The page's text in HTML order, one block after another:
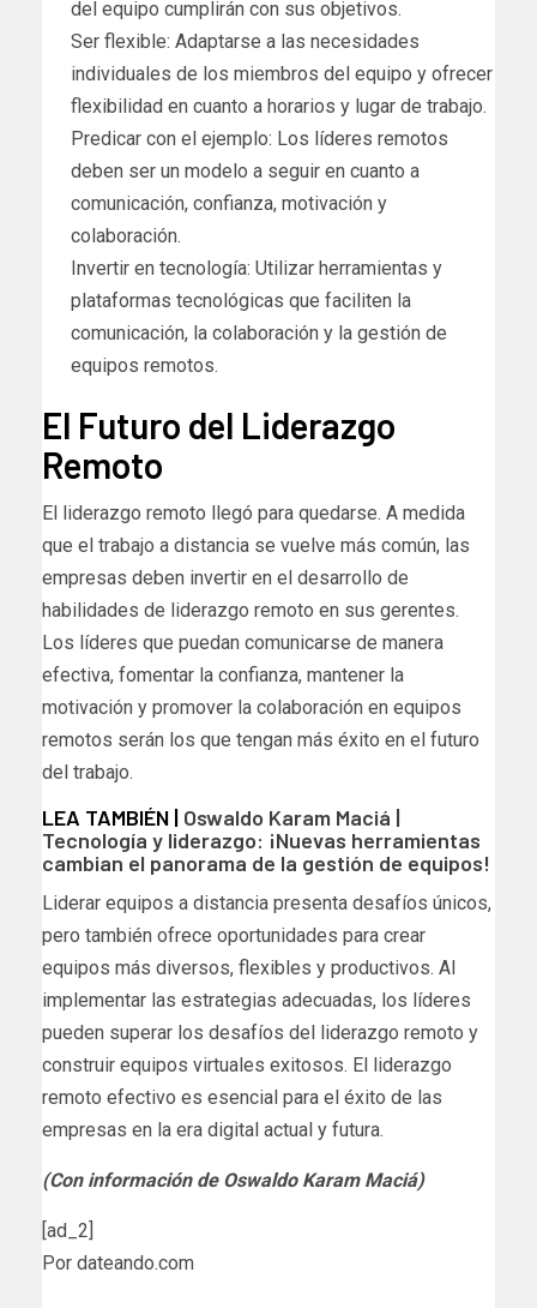
del equipo cumplirán con sus objetivos.
Ser flexible: Adaptarse a las necesidades
individuales de los miembros del equipo y ofrecer
flexibilidad en cuanto a horarios y lugar de trabajo.
Predicar con el ejemplo: Los líderes remotos
deben ser un modelo a seguir en cuanto a
comunicación, confianza, motivación y
colaboración.
Invertir en tecnología: Utilizar herramientas y
plataformas tecnológicas que faciliten la
comunicación, la colaboración y la gestión de
equipos remotos.
El Futuro del Liderazgo
Remoto
El liderazgo remoto llegó para quedarse. A medida
que el trabajo a distancia se vuelve más común, las
empresas deben invertir en el desarrollo de
habilidades de liderazgo remoto en sus gerentes.
Los líderes que puedan comunicarse de manera
efectiva, fomentar la confianza, mantener la
motivación y promover la colaboración en equipos
remotos serán los que tengan más éxito en el futuro
del trabajo.
LEA TAMBIÉN | Oswaldo Karam Maciá |
Tecnología y liderazgo: ¡Nuevas herramientas
cambian el panorama de la gestión de equipos!
Liderar equipos a distancia presenta desafíos únicos,
pero también ofrece oportunidades para crear
equipos más diversos, flexibles y productivos. Al
implementar las estrategias adecuadas, los líderes
pueden superar los desafíos del liderazgo remoto y
construir equipos virtuales exitosos. El liderazgo
remoto efectivo es esencial para el éxito de las
empresas en la era digital actual y futura.
(Con información de Oswaldo Karam Maciá)
[ad_2]
Por dateando.com